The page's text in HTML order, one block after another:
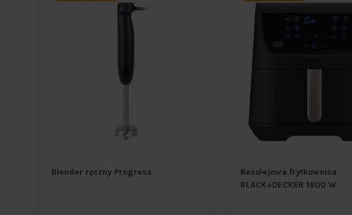
Blender ręczny Progress
Bezolejowa frytkownica
BLACK+DECKER 1800 W